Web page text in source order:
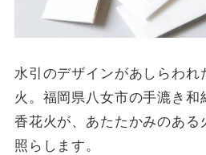
水引のデザインがあしらわれ
火。福岡県八女市の手漉き和
香花火が、あたたかみのある
照らします。